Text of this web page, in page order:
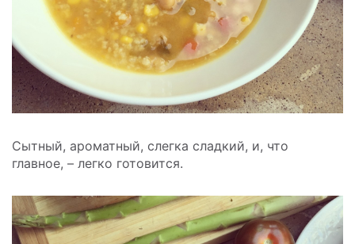
Сытный, ароматный, слегка сладкий, и, что
главное, – легко готовится.